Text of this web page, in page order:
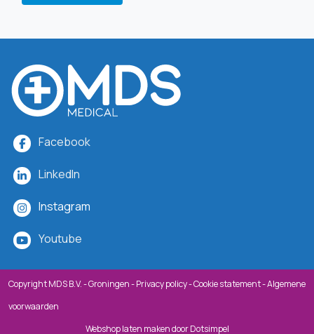
Facebook
LinkedIn
Instagram
Youtube
Copyright MDS B.V. - Groningen -Privacy policy-Cookie statement-Algemene
voorwaarden
Webshop laten makendoor Dotsimpel